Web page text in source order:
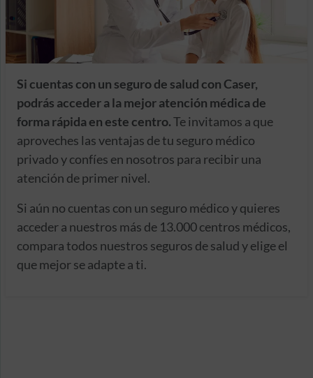
Si cuentas con un seguro de salud con Caser,
podrás acceder a la mejor atención médica de
forma rápida en este centro.Te invitamos a que
aproveches las ventajas de tu seguro médico
privado y confíes en nosotros para recibir una
atención de primer nivel.
Si aún no cuentas con un seguro médico y quieres
acceder a nuestros más de 13.000 centros médicos,
compara todos nuestros seguros de salud y elige el
que mejor se adapte a ti.